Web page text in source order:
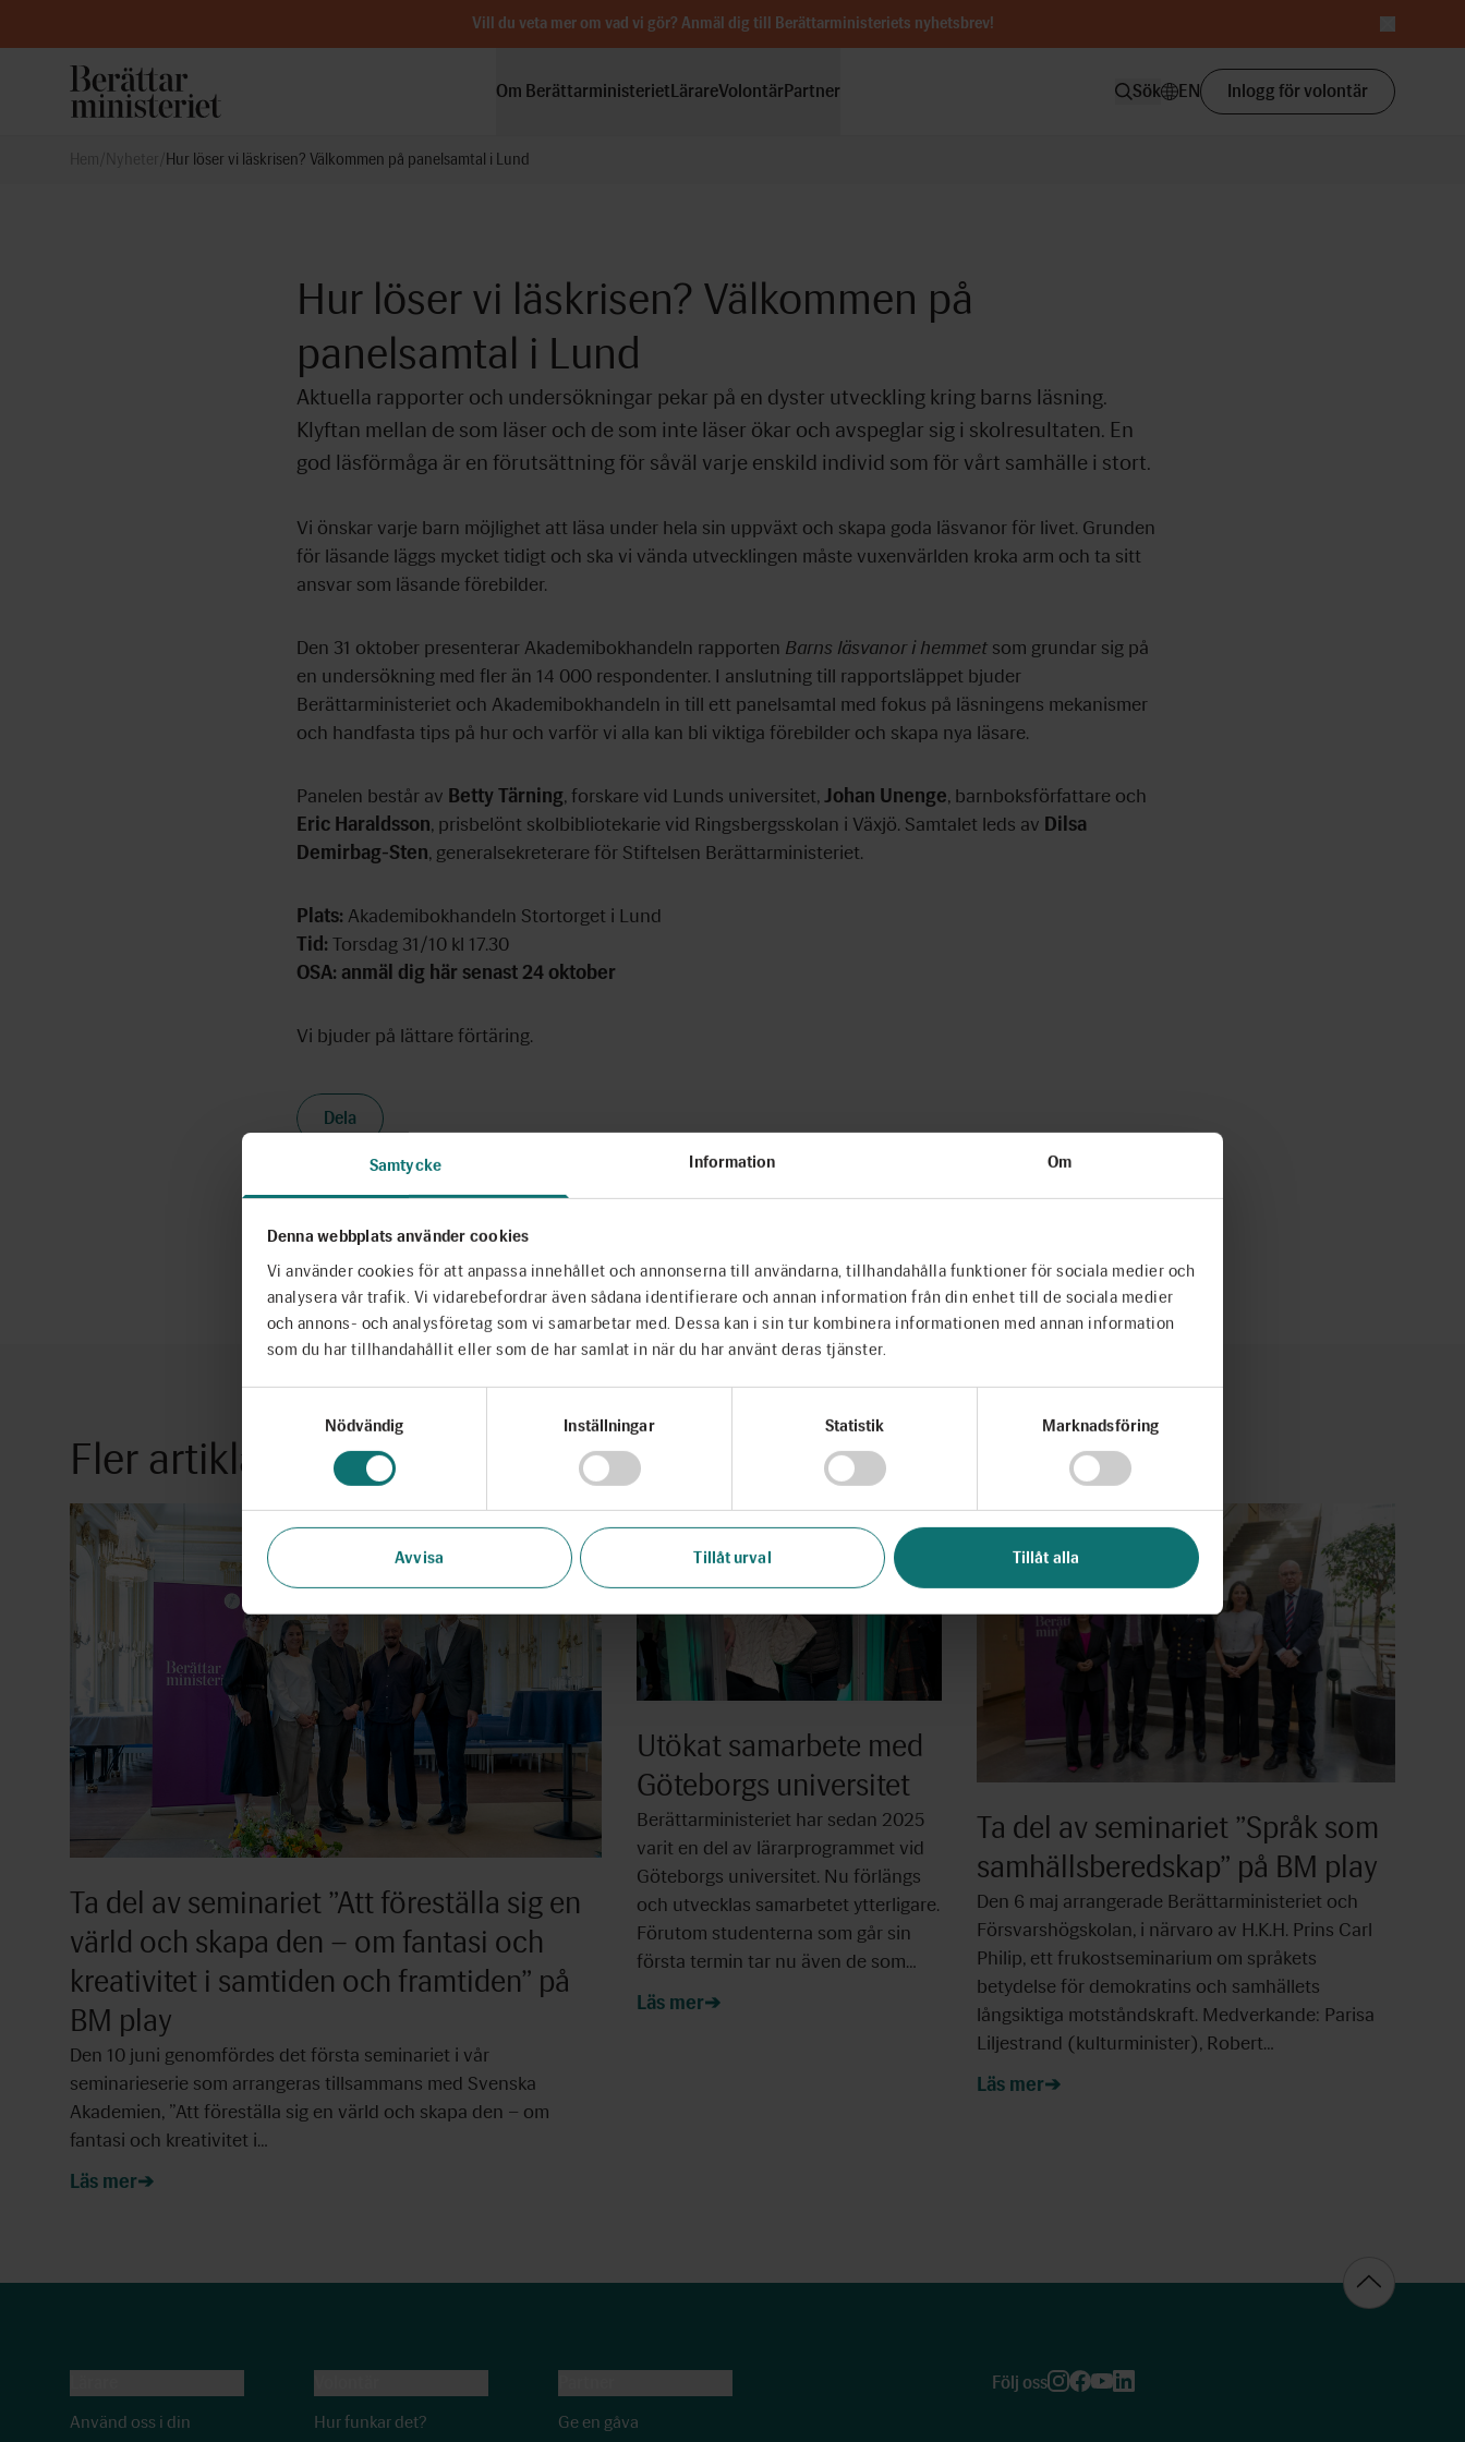
Samtycke Information Om
Denna webbplats använder cookies
Vi använder cookies för att anpassa innehållet och annonserna till användarna, tillhandahålla funktioner för sociala medier och
analysera vår trafik. Vi vidarebefordrar även sådana identifierare och annan information från din enhet till de sociala medier
och annons- och analysföretag som vi samarbetar med. Dessa kan i sin tur kombinera informationen med annan information
som du har tillhandahållit eller som de har samlat in när du har använt deras tjänster.
Nödvändig
Inställningar Statistik Marknadsföring
Avvisa Tillåt urval Tillåt alla
Vill du veta mer om vad vi gör? Anmäl dig till Berättarministeriets nyhetsbrev!
Om BerättarministerietLärareVolontärPartner Sök EN Inlogg för volontär
Hem Hur löser vi läskrisen? Välkommen på panelsamtal i Lund
Hur löser vi läskrisen? Välkommen på
panelsamtal i Lund
Aktuella rapporter och undersökningar pekar på en dyster utveckling kring barns läsning.
Klyftan mellan de som läser och de som inte läser ökar och avspeglar sig i skolresultaten. En
god läsförmåga är en förutsättning för såväl varje enskild individ som för vårt samhälle i stort.
Vi önskar varje barn möjlighet att läsa under hela sin uppväxt och skapa goda läsvanor för livet. Grunden
för läsande läggs mycket tidigt och ska vi vända utvecklingen måste vuxenvärlden kroka arm och ta sitt
ansvar som läsande förebilder.
Den 31 oktober presenterar Akademibokhandeln rapporten Barns läsvanor i hemmet som grundar sig på
en undersökning med fler än 14 000 respondenter. I anslutning till rapportsläppet bjuder
Berättarministeriet och Akademibokhandeln in till ett panelsamtal med fokus på läsningens mekanismer
och handfasta tips på hur och varför vi alla kan bli viktiga förebilder och skapa nya läsare.
Panelen består av Betty Tärning, forskare vid Lunds universitet,Johan Unenge, barnboksförfattare och
Eric Haraldsson, prisbelönt skolbibliotekarie vid Ringsbergsskolan i Växjö. Samtalet leds av Dilsa
Demirbag-Sten, generalsekreterare för Stiftelsen Berättarministeriet.
Plats: Akademibokhandeln Stortorget i Lund
Tid: Torsdag 31/10 kl 17.30
OSA: anmäl dig här senast 24 oktober
Vi bjuder på lättare förtäring.
Dela
Senast uppdaterad 2024-10-22
Fler artiklar
Ta del av seminariet ”Att föreställa sig en
värld och skapa den – om fantasi och
kreativitet i samtiden och framtiden” på
BM play
Den 10 juni genomfördes det första seminariet i vår
seminarieserie som arrangeras tillsammans med Svenska
Akademien, ”Att föreställa sig en värld och skapa den – om
fantasi och kreativitet i…
Läs mer
Utökat samarbete med
Göteborgs universitet
Berättarministeriet har sedan 2025
varit en del av lärarprogrammet vid
Göteborgs universitet. Nu förlängs
och utvecklas samarbetet ytterligare.
Förutom studenterna som går sin
första termin tar nu även de som…
Läs mer
Ta del av seminariet ”Språk som
samhällsberedskap” på BM play
Den 6 maj arrangerade Berättarministeriet och
Försvarshögskolan, i närvaro av H.K.H. Prins Carl
Philip, ett frukostseminarium om språkets
betydelse för demokratins och samhällets
långsiktiga motståndskraft. Medverkande: Parisa
Liljestrand (kulturminister), Robert…
Läs mer
Använd oss i din
Hur funkar det?
Ge en gåva
Följ oss